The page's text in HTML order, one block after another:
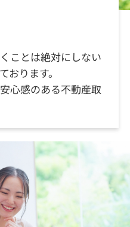
ことは絶対にしない
おります。
心感のある不動産取